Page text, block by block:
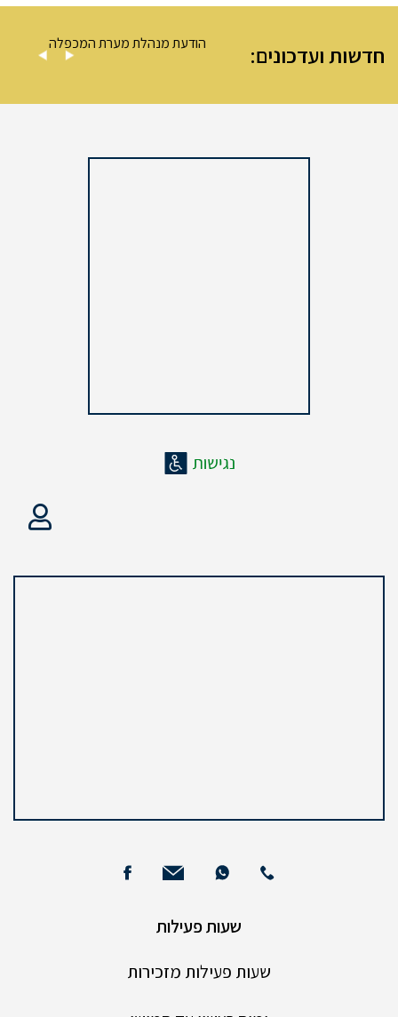
חדשות ועדכונים: הודעת מנהלת מערת המכפלה
שעות פעילות
שעות פעילות מזכירות